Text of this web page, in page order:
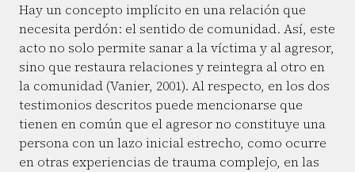
Hay un concepto implícito en una relación que
necesita perdón: el sentido de comunidad. Así, este
acto no solo permite sanar a la víctima y al agresor,
sino que restaura relaciones y reintegra al otro en
la comunidad (Vanier, 2001). Al respecto, en los dos
testimonios descritos puede mencionarse que
tienen en común que el agresor no constituye una
persona con un lazo inicial estrecho, como ocurre
en otras experiencias de trauma complejo, en las